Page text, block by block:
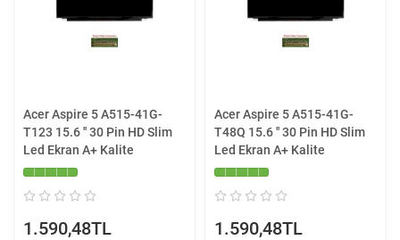
Acer Aspire 5 A515-41G-
T123 15.6 '' 30 Pin HD Slim
Led Ekran A+ Kalite
1.590,48TL
Acer Aspire 5 A515-41G-
T48Q 15.6 '' 30 Pin HD Slim
Led Ekran A+ Kalite
1.590,48TL